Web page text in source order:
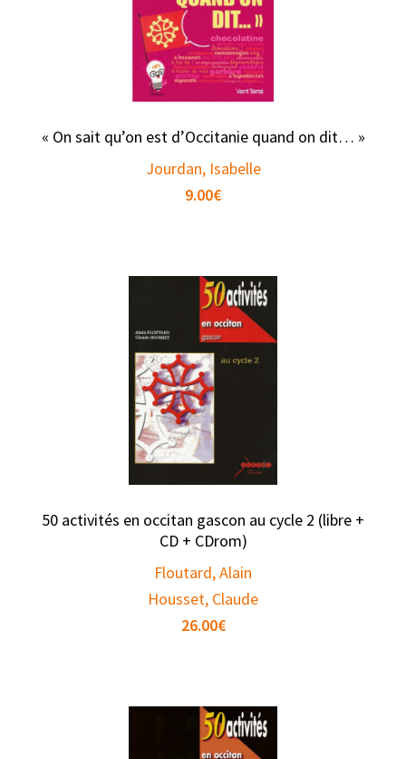
« On sait qu’on est d’Occitanie quand on dit… »
Jourdan, Isabelle
9.00€
50 activités en occitan gascon au cycle 2 (libre +
CD + CDrom)
Floutard, Alain
Housset, Claude
26.00€